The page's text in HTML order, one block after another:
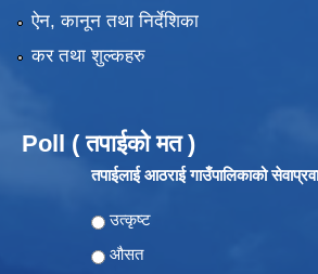
ऐन, कानून तथा निर्देशिका
कर तथा शुल्कहरु
Poll ( तपाईको मत )
तपाईलाई आठराई गाउँपालिकाको
Choices
उत्कृष्ट
औसत